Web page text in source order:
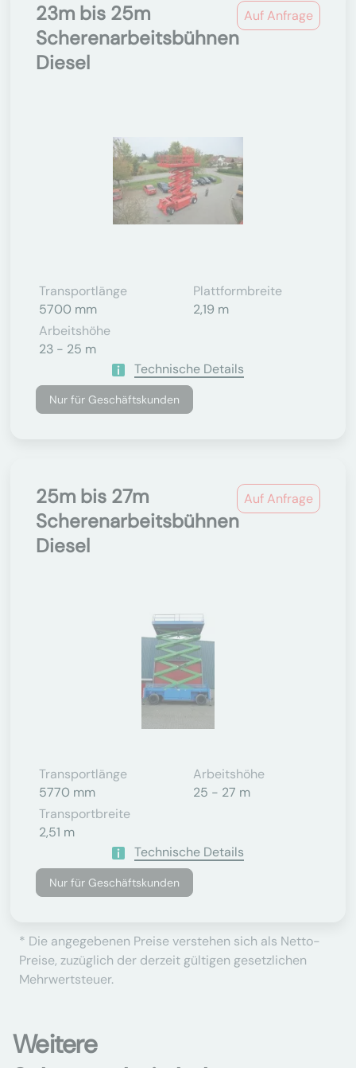
Auf Anfrage
23m bis 25m
Scherenarbeitsbühnen
Diesel
Transportlänge
5700 mm
Plattformbreite
2,19 m
Arbeitshöhe
23 - 25 m
Technische Details
Nur für Geschäftskunden
Auf Anfrage
25m bis 27m
Scherenarbeitsbühnen
Diesel
Transportlänge
5770 mm
Arbeitshöhe
25 - 27 m
Transportbreite
2,51 m
Technische Details
Nur für Geschäftskunden
* Die angegebenen Preise verstehen sich als Netto-
Preise, zuzüglich der derzeit gültigen gesetzlichen
Mehrwertsteuer.
Weitere